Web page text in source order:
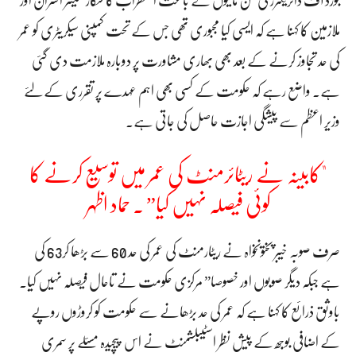
ملازمین کا کہنا ہے کہ ایسی کیا مجبوری تھی جس کے تحت کمپنی سیکریٹری کو عمر
کی حد تجاوز کرنے کے بعد بھی بھاری مشاورت پر دوبارہ ملازمت دی گئی
ہے۔ واضع رہے کہ حکومت کے کسی بھی اہم عہدے پر تقرری کے لئے
وزیر اعظم سے پیشگی اجازت حاصل کی جاتی ہے۔
"کابینہ نے ریٹائرمنٹ کی عمر میں توسیع کرنے کا
کوئی فیصلہ نہیں کیا” ۔ حماد اظہر
صرف صوبہ خیبر پختونخواہ نے ریٹارمنٹ کی عمر کی حد 60 سے بڑھا کر63 کی
ہے جبکہ دیگر صوبوں اور خصوصا” مرکزی حکومت نے تاحال فیصلہ نہیں کیا۔
باوثق ذرائع کا کہنا ہے کہ عمر کی حد بڑھانے سے حکومت کو کروڑوں روپے
کے اضافی بوجھ کے پیش نظر اسٹیبلشمنٹ نے اس پیچیدہ مسئلے پر سمری